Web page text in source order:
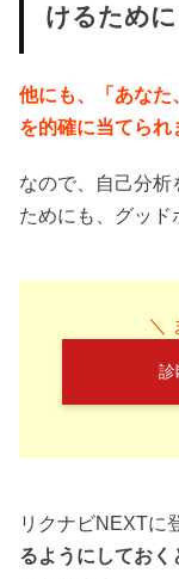
けるために
他にも、「あな
を的確に当てられ
なので、自己分析
ためにも、グッド
＼
診
リクナビNEXTに
るようにしておく